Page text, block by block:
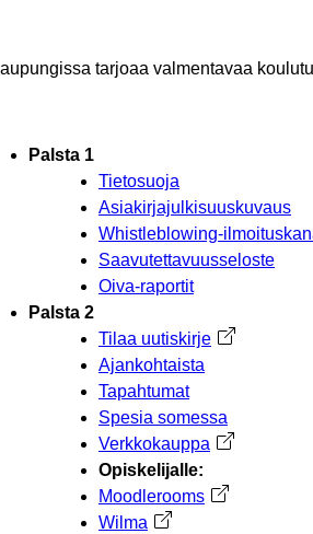
tarjoaa valmentavaa
Palsta 1
Tietosuoja
Asiakirjajulkisuuskuvaus
Whistleblowing-
Saavutettavuusseloste
Oiva-raportit
Palsta 2
Tilaa uutiskirje Avautuu
Ajankohtaista
Tapahtumat
Spesia somessa
Verkkokauppa Avautuu
Opiskelijalle:
Moodlerooms Avautuu
Wilma Avautuu uuteen